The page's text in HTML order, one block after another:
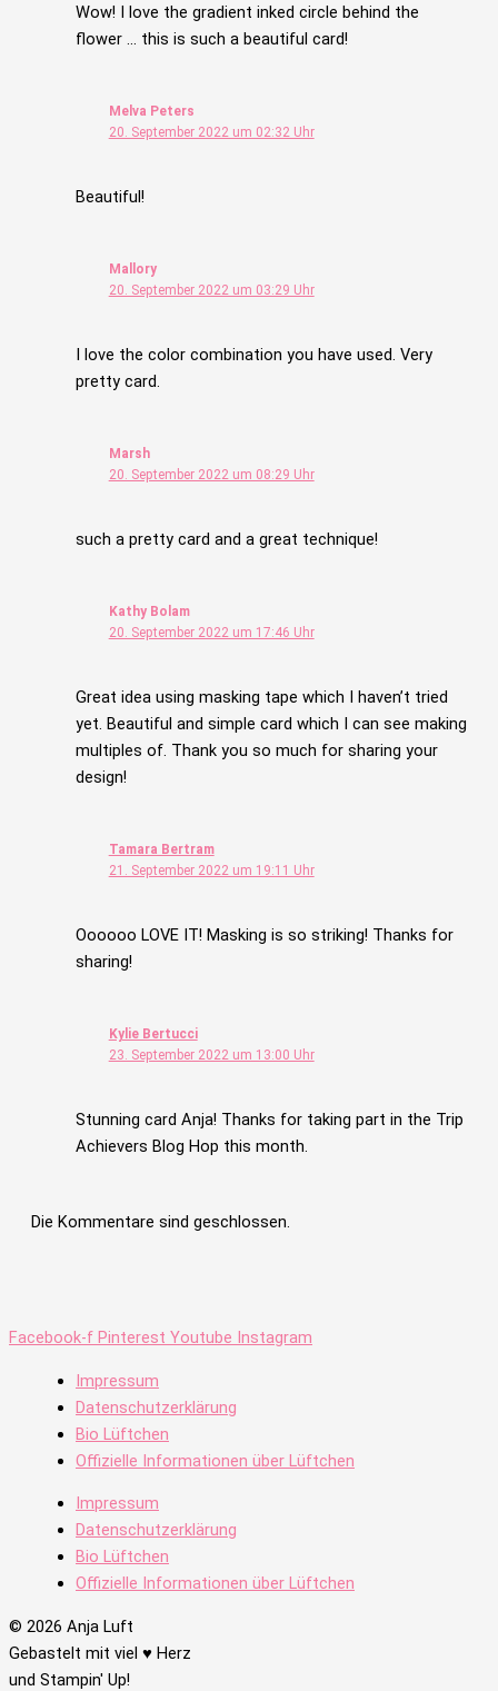
Wow! I love the gradient inked circle behind the
flower … this is such a beautiful card!
Melva Peters
20. September 2022 um 02:32 Uhr
Beautiful!
Mallory
20. September 2022 um 03:29 Uhr
I love the color combination you have used. Very
pretty card.
Marsh
20. September 2022 um 08:29 Uhr
such a pretty card and a great technique!
Kathy Bolam
20. September 2022 um 17:46 Uhr
Great idea using masking tape which I haven’t tried
yet. Beautiful and simple card which I can see making
multiples of. Thank you so much for sharing your
design!
Tamara Bertram
21. September 2022 um 19:11 Uhr
Oooooo LOVE IT! Masking is so striking! Thanks for
sharing!
Kylie Bertucci
23. September 2022 um 13:00 Uhr
Stunning card Anja! Thanks for taking part in the Trip
Achievers Blog Hop this month.
Die Kommentare sind geschlossen.
Facebook-f Pinterest Youtube Instagram
Impressum
Datenschutzerklärung
Bio Lüftchen
Offizielle Informationen über Lüftchen
Impressum
Datenschutzerklärung
Bio Lüftchen
Offizielle Informationen über Lüftchen
© 2026 Anja Luft
Gebastelt mit viel ♥ Herz
und Stampin' Up!